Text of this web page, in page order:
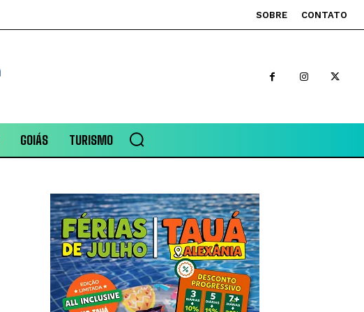
SOBRE CONTATO
GOIÁS TURISMO